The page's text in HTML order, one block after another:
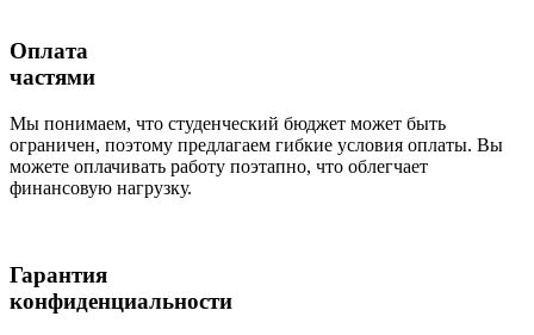
Оплата
частями
Мы понимаем, что студенческий бюджет может быть
ограничен, поэтому предлагаем гибкие условия оплаты. Вы
можете оплачивать работу поэтапно, что облегчает
финансовую нагрузку.
Гарантия
конфиденциальности